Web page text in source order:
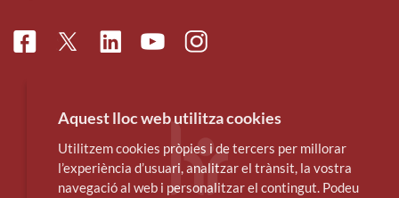
FacebookTwitterLinkedinYoutubeInstagram
Aquest lloc web utilitza cookies
Utilitzem cookies pròpies i de tercers per millorar
l’experiència d’usuari, analitzar el trànsit, la vostra
navegació al web i personalitzar el contingut. Podeu